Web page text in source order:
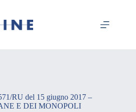
RU del 15 giugno 2017 –
E DEI MONOPOLI